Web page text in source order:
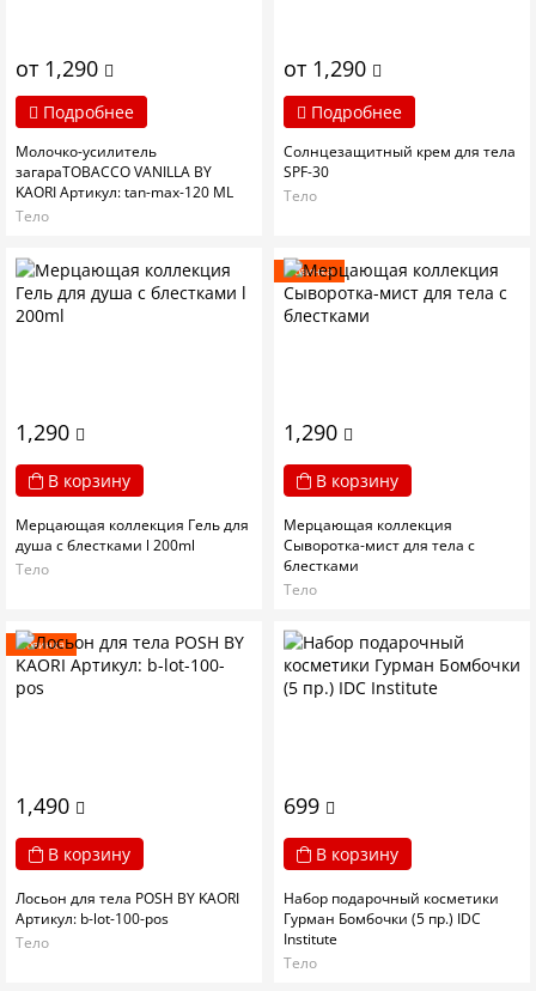
от 1,290
Подробнее
Молочко-усилитель
загараTOBACCO VANILLA BY
KAORI Артикул: tan-max-120 ML
Тело
от 1,290
Подробнее
Солнцезащитный крем для тела
SPF-30
Тело
1,290
В корзину
Мерцающая коллекция Гель для
душа с блестками l 200ml
Тело
Новинка
1,290
В корзину
Мерцающая коллекция
Сыворотка-мист для тела с
блестками
Тело
Новинка
1,490
В корзину
Лосьон для тела POSH BY KAORI
Артикул: b-lot-100-pos
Тело
699
В корзину
Набор подарочный косметики
Гурман Бомбочки (5 пр.) IDC
Institute
Тело